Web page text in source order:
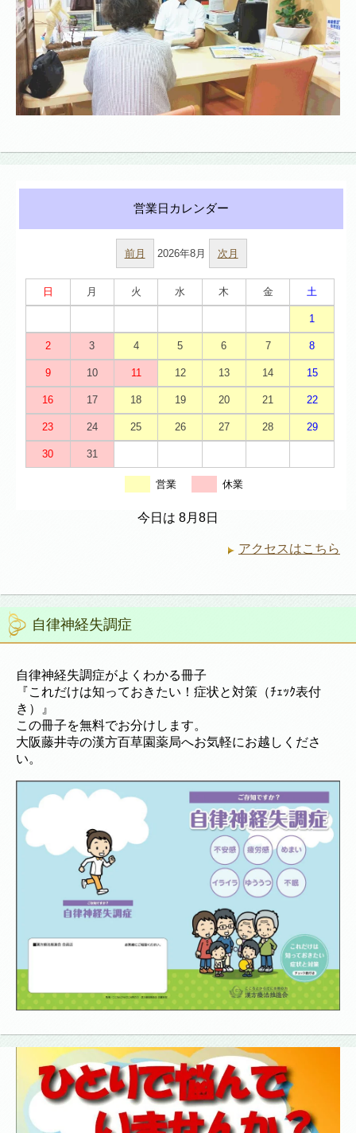
前月 2026年8月 次月
日 月 火 水 木 金 土
1
2 3 4 5 6 7 8
9 10 11 12 13 14 15
16 17 18 19 20 21 22
23 24 25 26 27 28 29
30 31
営業 休業
今日は 8月8日
アクセスはこちら
自律神経失調症
自律神経失調症がよくわかる冊子
『これだけは知っておきたい！症状と対策（ﾁｪｯｸ表付
き）』
この冊子を無料でお分けします。
大阪藤井寺の漢方百草園薬局へお気軽にお越しくださ
い。